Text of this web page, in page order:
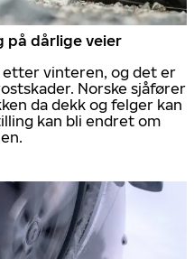
på dårlige veier
vinteren, og det er
Norske sjåfører
da dekk og felger kan
kan bli endret om